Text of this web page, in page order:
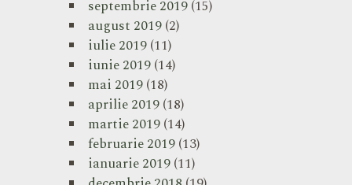
septembrie 2019(15)
august 2019(2)
iulie 2019(11)
iunie 2019(14)
mai 2019(18)
aprilie 2019(18)
martie 2019(14)
februarie 2019(13)
ianuarie 2019(11)